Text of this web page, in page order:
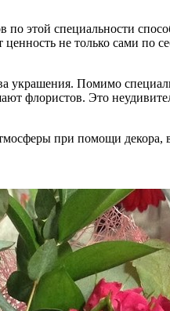
этой специальности
не только сами по
украшения. Помимо
флористов. Это
при помощи декора,